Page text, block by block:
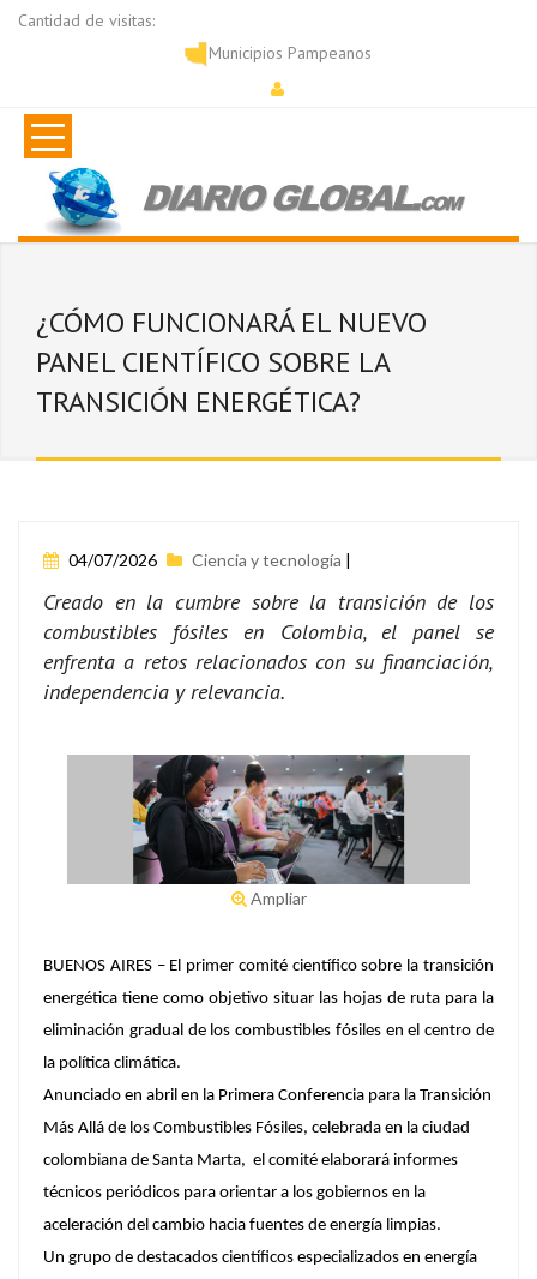
Cantidad de visitas:
Municipios Pampeanos
¿CÓMO FUNCIONARÁ EL NUEVO
PANEL CIENTÍFICO SOBRE LA
TRANSICIÓN ENERGÉTICA?
04/07/2026 Ciencia y tecnología |
Creado en la cumbre sobre la transición de los
combustibles fósiles en Colombia, el panel se
enfrenta a retos relacionados con su financiación,
independencia y relevancia.
Ampliar
BUENOS AIRES – El primer comité científico sobre la transición
energética tiene como objetivo situar las hojas de ruta para la
eliminación gradual de los combustibles fósiles en el centro de
la política climática.
Anunciado en abril en la Primera Conferencia para la Transición
Más Allá de los Combustibles Fósiles, celebrada en la ciudad
colombiana de Santa Marta, el comité elaborará informes
técnicos periódicos para orientar a los gobiernos en la
aceleración del cambio hacia fuentes de energía limpias.
Un grupo de destacados científicos especializados en energía